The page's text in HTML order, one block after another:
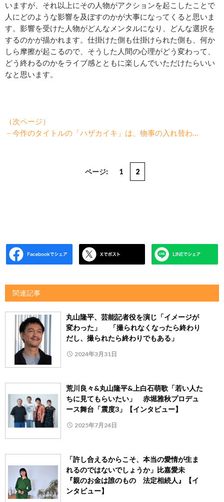
いますが、それ以上にその人物がアクションを起こしたことで
人にどのような影響を及ぼすのかが大事になってくると思いま
す。影響を受けた人物がどんなメンタルになり、どんな選択を
するのかが描かれます。仕掛けた側も仕掛けられた側も、何か
しら摩擦が起こるので、そうした人間の心理がどう変わって、
どう終わるのかをライブ感とともに楽しんでいただけたらいい
なと思います。
（次ページ）
－今作のタイトルの「ハザカイキ」は、物事の入れ替わ…
ページ: 1 2
関連記事
丸山隆平、芸能記者役を演じ「イメージが
変わった」 「撮られなくなったら終わり
だし、撮られたら終わりでもある」
2024年3月31日
荒川良々&丸山隆平&上白石萌歌「若い人た
ちに見てもらいたい」 赤堀雅秋プロデュ
ース舞台「震度3」【インタビュー】
2025年7月24日
「許し合えるからこそ、本当の愛情が生ま
れるのではないでしょうか」比嘉愛未
『親のお金は誰のもの 法定相続人』【イ
ンタビュー】